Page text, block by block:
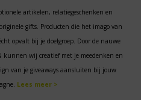
artikelen, relatiegeschenken en
gifts. Producten die het imago van
opvalt bij je doelgroep. Door de nauwe
kunnen wij creatief met je meedenken en
van je giveaways aansluiten bij jouw
Lees meer >